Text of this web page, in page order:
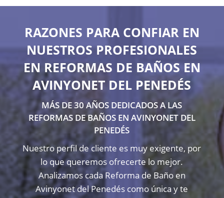
RAZONES PARA CONFIAR EN
NUESTROS PROFESIONALES
EN REFORMAS DE BAÑOS EN
AVINYONET DEL PENEDÉS
MÁS DE 30 AÑOS DEDICADOS A LAS
REFORMAS DE BAÑOS EN AVINYONET DEL
PENEDÉS
Nuestro perfil de cliente es muy exigente, por
lo que queremos ofrecerte lo mejor.
Analizamos cada Reforma de Baño en
Avinyonet del Penedés como única y te